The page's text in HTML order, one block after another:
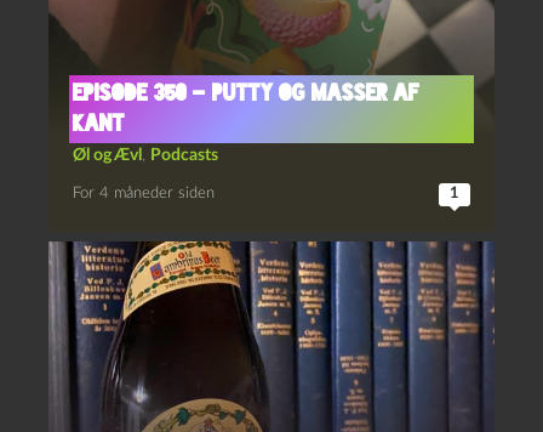
Episode 350 – Putty og Masser Af
Kant
Øl og Ævl , Podcasts
For 4 måneder siden 1